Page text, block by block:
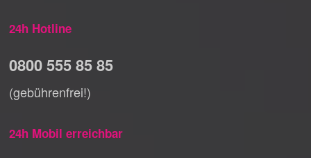
24h Hotline
0800 555 85 85
(gebührenfrei!)
24h Mobil erreichbar